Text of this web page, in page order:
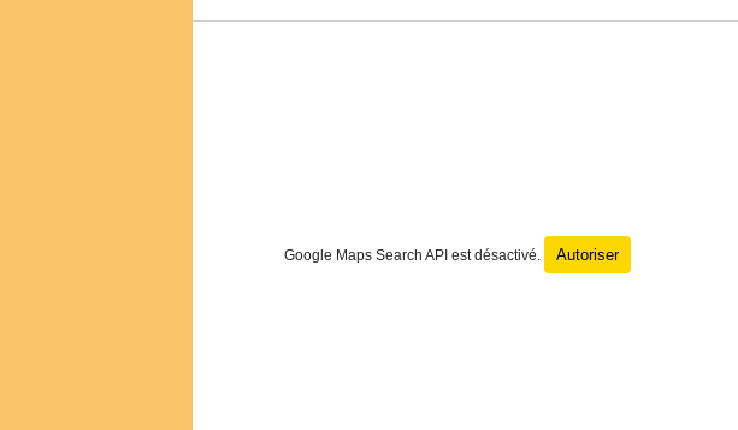
Google Maps Search API est désactivé. Autoriser